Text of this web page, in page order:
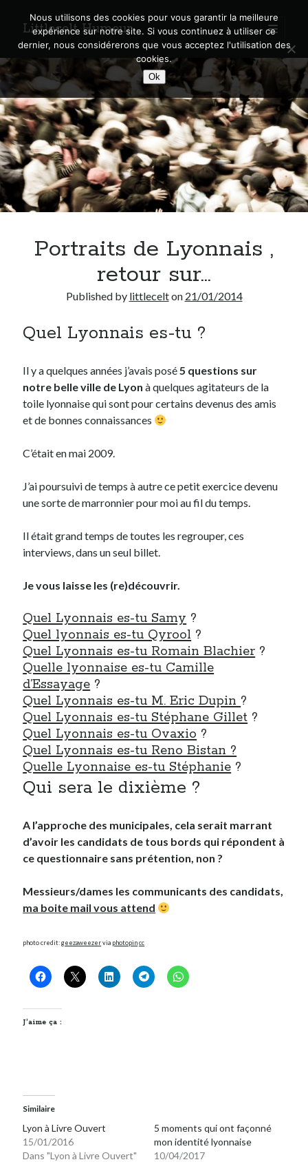
Littlecelt Humeur
open
primary
menu
Sidebar
Recherche sur le blog
Search
Derniers articles
Municipales 2026 : Lyon, Métropole et Caluire, mon choix pour l’avenir
Quel Lyonnais es-tu, Renaud Ducher ?
A quand une véritable place pour le vélo à Caluire dans la Métropole de
Comment je vis ma vie sur un vélo
Derniers Commentaires
Entretien ménagerdansT’as vu quoi ? #52
JFdans C’était pas mieux avant… à Lyon
littleceltdansComment j’ai opéré ma vélorution toute personnelle
AnthonydansComment j’ai opéré ma vélorution toute personnelle
personnelle
Commentaires récents
JFdansC’était pas mieux avant… à Lyon
littleceltdans Comment j’ai opéré ma vélorution toute personnelle
Renaud DucherdansComment j’ai opéré ma vélorution toute
On parle de quoi ?
A Lyon
Bon plan du dimanche
Coup de coeur
Daddy
Engagé
Geek
Green
Humeur
Lyon
Lyon à Livre Ouvert
Mini-monsieur
Parole de Follower
Patchwork
Post inutile
Sons
Sorties cuculturelles
Tavukoi
Vidéos
Portraits de Lyonnais ,
retour sur…
Published by littlecelton 21/01/2014
Quel Lyonnais es-tu ?
Il y a quelques années j’avais posé5 questions sur
notre belle ville de Lyon à quelques agitateurs de la
toile lyonnaise qui sont pour certains devenus des amis
et de bonnes connaissances
C’était en mai 2009.
J’ai poursuivi de temps à autre ce petit exercice devenu
une sorte de marronnier pour moi au fil du temps.
Il était grand temps de toutes les regrouper, ces
interviews, dans un seul billet.
Je vous laisse les (re)découvrir.
Quel Lyonnais es-tu Samy ?
Quel lyonnais es-tu Qyrool ?
Quel Lyonnais es-tu Romain Blachier ?
Quelle lyonnaise es-tu Camille
d’Essayage ?
Quel Lyonnais es-tu M. Eric Dupin ?
Quel Lyonnais es-tu Stéphane Gillet ?
Quel Lyonnais es-tu Ovaxio ?
Quel Lyonnais es-tu Reno Bistan ?
Quelle Lyonnaise es-tu Stéphanie ?
Qui sera le dixième ?
A l’approche des municipales, cela serait marrant
d’avoir les candidats de tous bords qui répondent à
ce questionnaire sans prétention, non ?
Messieurs/dames les communicants des candidats,
ma boite mail vous attend
photo credit:geezaweezervia photopincc
J’aime ça :
Similaire
Lyon à Livre Ouvert
15/01/2016
Dans "Lyon à Livre Ouvert"
5 moments qui ont façonné
mon identité lyonnaise
10/04/2017
Nous utilisons des cookies pour vous garantir la meilleure
expérience sur notre site. Si vous continuez à utiliser ce
dernier, nous considérerons que vous acceptez l'utilisation des
cookies.
Ok